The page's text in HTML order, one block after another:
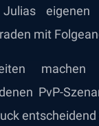
eigenen
mit
PvP-
entscheidend